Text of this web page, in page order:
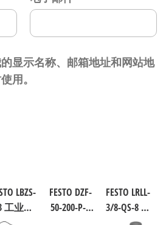
显示名称、邮箱地址和网站地
用。
LBZS-
工业自
化零部
FESTO DZF-
50-200-P-A
FESTO LRLL-
3/8-QS-8 气
源处理元